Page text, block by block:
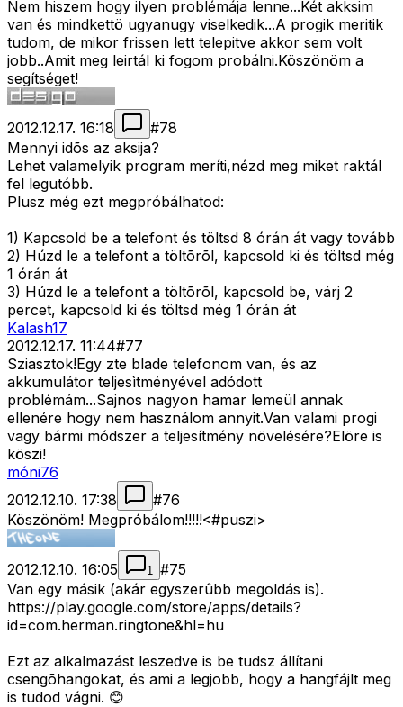
Nem hiszem hogy ilyen problémája lenne...Két akksim
van és mindkettö ugyanugy viselkedik...A progik meritik
tudom, de mikor frissen lett telepitve akkor sem volt
jobb..Amit meg leirtál ki fogom probálni.Köszönöm a
segítséget!
2012.12.17. 16:18 #78
Mennyi idõs az aksija?
Lehet valamelyik program meríti,nézd meg miket raktál
fel legutóbb.
Plusz még ezt megpróbálhatod:
1) Kapcsold be a telefont és töltsd 8 órán át vagy tovább
2) Húzd le a telefont a töltõrõl, kapcsold ki és töltsd még
1 órán át
3) Húzd le a telefont a töltõrõl, kapcsold be, várj 2
percet, kapcsold ki és töltsd még 1 órán át
Kalash17
2012.12.17. 11:44#77
Sziasztok!Egy zte blade telefonom van, és az
akkumulátor teljesìtményével adódott
problémám...Sajnos nagyon hamar lemeül annak
ellenére hogy nem használom annyit.Van valami progi
vagy bármi módszer a teljesítmény növelésére?Elöre is
köszi!
móni76
2012.12.10. 17:38
#76
Köszönöm! Megpróbálom!!!!!<#puszi>
2012.12.10. 16:05 1 #75
Van egy másik (akár egyszerûbb megoldás is).
https://play.google.com/store/apps/details?
id=com.herman.ringtone&hl=hu
Ezt az alkalmazást leszedve is be tudsz állítani
csengõhangokat, és ami a legjobb, hogy a hangfájlt meg
is tudod vágni. 😊